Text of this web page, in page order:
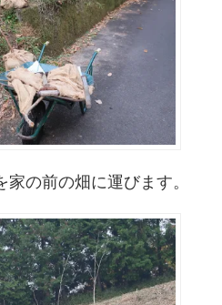
の前の畑に運びます。